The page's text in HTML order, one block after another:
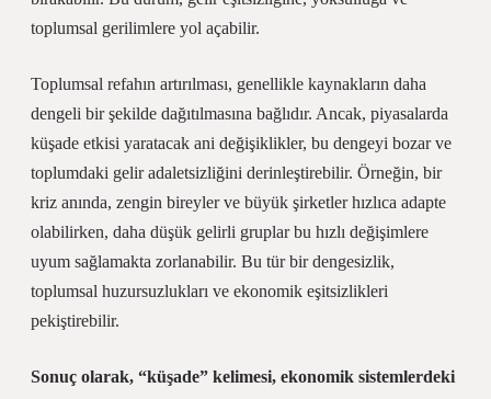
toplumsal gerilimlere yol açabilir.
Toplumsal refahın artırılması, genellikle kaynakların daha
dengeli bir şekilde dağıtılmasına bağlıdır. Ancak, piyasalarda
küşade etkisi yaratacak ani değişiklikler, bu dengeyi bozar ve
toplumdaki gelir adaletsizliğini derinleştirebilir. Örneğin, bir
kriz anında, zengin bireyler ve büyük şirketler hızlıca adapte
olabilirken, daha düşük gelirli gruplar bu hızlı değişimlere
uyum sağlamakta zorlanabilir. Bu tür bir dengesizlik,
toplumsal huzursuzlukları ve ekonomik eşitsizlikleri
pekiştirebilir.
Sonuç olarak, “küşade” kelimesi, ekonomik sistemlerdeki